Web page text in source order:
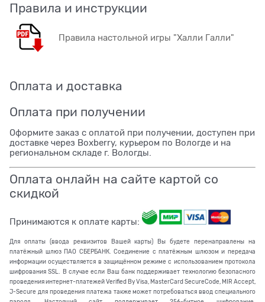
Правила и инструкции
Правила настольной игры "Халли Галли"
Оплата и доставка
Оплата при получении
Оформите заказ с оплатой при получении, доступен при
доставке через Boxberry, курьером по Вологде и на
региональном складе г. Вологды.
Оплата онлайн на сайте картой со
скидкой
Принимаются к оплате карты:
Для оплаты (ввода реквизитов Вашей карты) Вы будете перенаправлены на
платёжный шлюз ПАО СБЕРБАНК. Соединение с платёжным шлюзом и передача
информации осуществляется в защищённом режиме с использованием протокола
шифрования SSL. В случае если Ваш банк поддерживает технологию безопасного
проведения интернет-платежей Verified By Visa, MasterCard SecureCode, MIR Accept,
J-Secure для проведения платежа также может потребоваться ввод специального